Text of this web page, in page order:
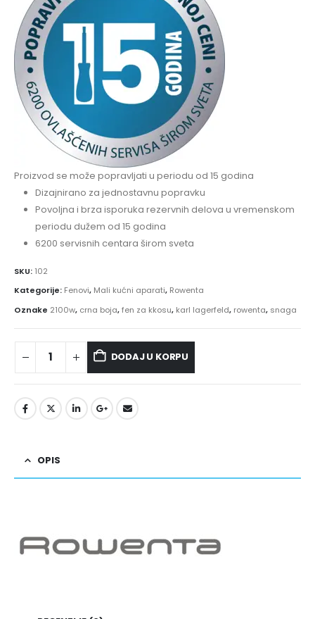
Proizvod se može popravljati u periodu od 15 godina
Dizajnirano za jednostavnu popravku
Povoljna i brza isporuka rezervnih delova u vremenskom
periodu dužem od 15 godina
6200 servisnih centara širom sveta
SKU: 102
Kategorije: Fenovi, Mali kućni aparati, Rowenta
Oznake 2100w, crna boja,fen za kkosu, karl lagerfeld, rowenta, snaga
DODAJ U KORPU
OPIS